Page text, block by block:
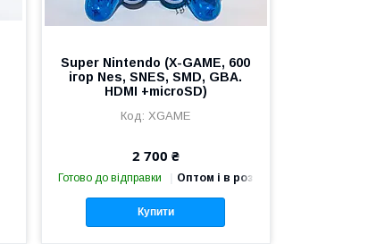
Super Nintendo (X-GAME, 600
ігор Nes, SNES, SMD, GBA.
HDMI +microSD)
XGAME
2 700 ₴
Готово до відправки Оптом і в роздріб
Купити